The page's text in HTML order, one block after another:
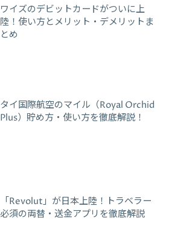
ワイズのデビットカードがついに上
陸！使い方とメリット・デメリットま
とめ
タイ国際航空のマイル（Royal Orchid
Plus）貯め方・使い方を徹底解説！
「Revolut」が日本上陸！トラベラー
必須の両替・送金アプリを徹底解説